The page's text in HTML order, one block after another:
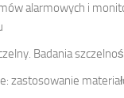
alarmowych i
Badania
zastosowanie